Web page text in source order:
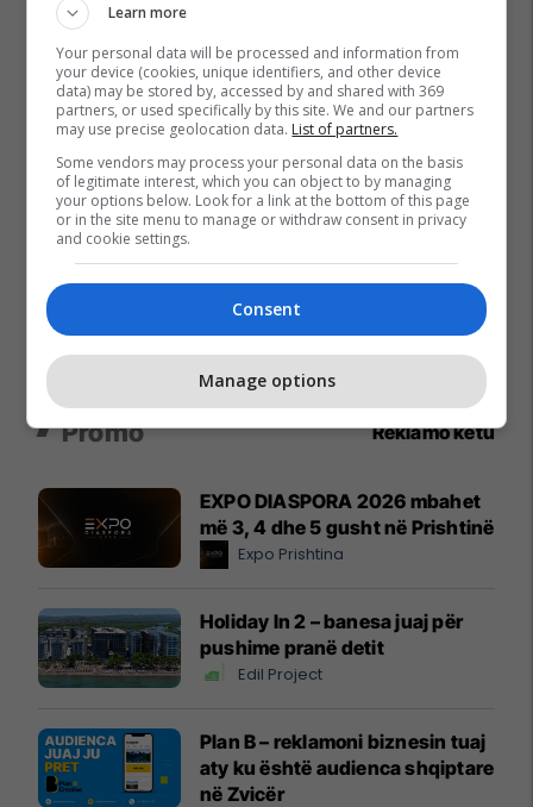
Promo Reklamo këtu
EXPO DIASPORA 2026 mbahet
më 3, 4 dhe 5 gusht në Prishtinë
Expo Prishtina
Holiday In 2 – banesa juaj për
pushime pranë detit
Edil Project
Plan B – reklamoni biznesin tuaj
aty ku është audienca shqiptare
në Zvicër
Learn more
Your personal data will be processed and information from
your device (cookies, unique identifiers, and other device
data) may be stored by, accessed by and shared with 369
partners, or used specifically by this site. We and our partners
may use precise geolocation data. List of partners.
Some vendors may process your personal data on the basis
of legitimate interest, which you can object to by managing
your options below. Look for a link at the bottom of this page
or in the site menu to manage or withdraw consent in privacy
and cookie settings.
Consent
Manage options